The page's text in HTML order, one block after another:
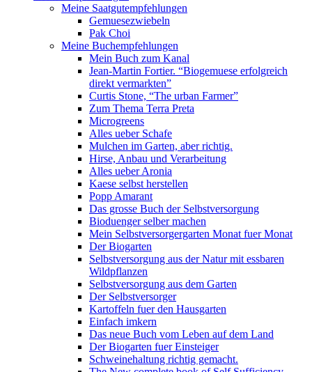
Meine Saatgutempfehlungen
Gemuesezwiebeln
Pak Choi
Meine Buchempfehlungen
Mein Buch zum Kanal
Jean-Martin Fortier. “Biogemuese erfolgreich
direkt vermarkten”
Curtis Stone, “The urban Farmer”
Zum Thema Terra Preta
Microgreens
Alles ueber Schafe
Mulchen im Garten, aber richtig.
Hirse, Anbau und Verarbeitung
Alles ueber Aronia
Kaese selbst herstellen
Popp Amarant
Das grosse Buch der Selbstversorgung
Bioduenger selber machen
Mein Selbstversorgergarten Monat fuer Monat
Der Biogarten
Selbstversorgung aus der Natur mit essbaren
Wildpflanzen
Selbstversorgung aus dem Garten
Der Selbstversorger
Kartoffeln fuer den Hausgarten
Einfach imkern
Das neue Buch vom Leben auf dem Land
Der Biogarten fuer Einsteiger
Schweinehaltung richtig gemacht.